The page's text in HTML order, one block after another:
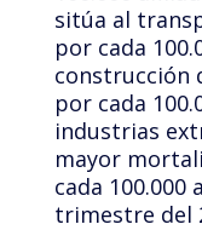
sitúa al
por cada
construcción
por cada
industrias
mayor
cada
trimestre del